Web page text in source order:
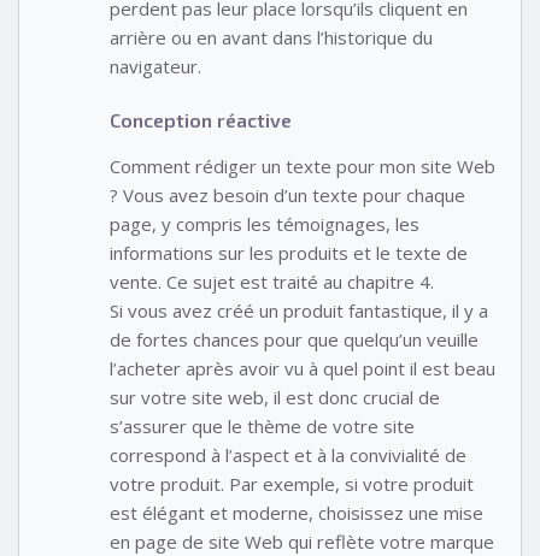
perdent pas leur place lorsqu’ils cliquent en
arrière ou en avant dans l’historique du
navigateur.
Conception réactive
Comment rédiger un texte pour mon site Web
? Vous avez besoin d’un texte pour chaque
page, y compris les témoignages, les
informations sur les produits et le texte de
vente. Ce sujet est traité au chapitre 4.
Si vous avez créé un produit fantastique, il y a
de fortes chances pour que quelqu’un veuille
l’acheter après avoir vu à quel point il est beau
sur votre site web, il est donc crucial de
s’assurer que le thème de votre site
correspond à l’aspect et à la convivialité de
votre produit. Par exemple, si votre produit
est élégant et moderne, choisissez une mise
en page de site Web qui reflète votre marque